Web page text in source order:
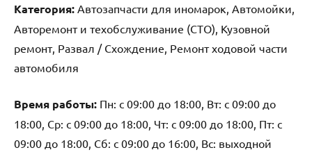
Категория: Автозапчасти для иномарок, Автомойки,
Авторемонт и техобслуживание (СТО), Кузовной
ремонт, Развал / Схождение, Ремонт ходовой части
автомобиля
Время работы: Пн: с 09:00 до 18:00, Вт: с 09:00 до
18:00, Ср: с 09:00 до 18:00, Чт: с 09:00 до 18:00, Пт: с
09:00 до 18:00, Сб: с 09:00 до 16:00, Вс: выходной